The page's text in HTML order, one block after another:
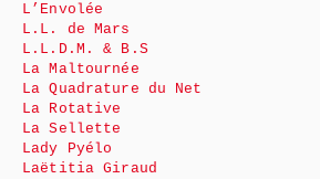
L’Envolée
L.L. de Mars
L.L.D.M. & B.S
La Maltournée
La Quadrature du Net
La Rotative
La Sellette
Lady Pyélo
Laëtitia Giraud